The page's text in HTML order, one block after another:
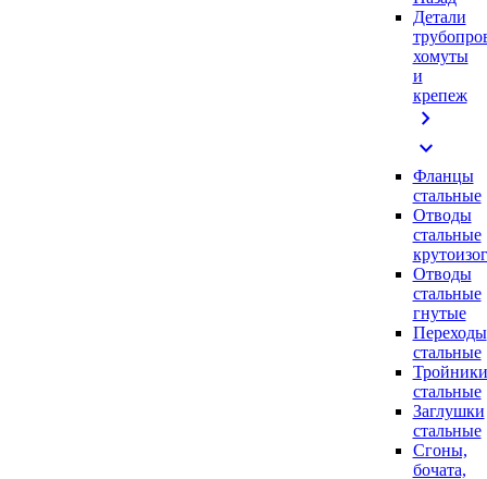
Детали
хомуты
и
крепеж
chevron_right
expand_more
Фланцы
стальные
Отводы
стальные
Отводы
стальные
гнутые
Переходы
стальные
Тройники
стальные
Заглушки
стальные
Сгоны,
бочата,